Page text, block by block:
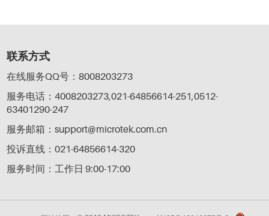
联系方式
在线服务QQ号：8008203273
服务电话：4008203273,021-64856614-251,0512-
63401290-247
服务邮箱：support@microtek.com.cn
投诉直线：021-64856614-320
服务时间：工作日 9:00-17:00